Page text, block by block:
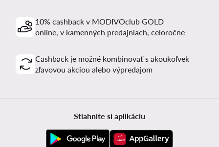
10% cashback v MODIVOclub GOLD
online, v kamenných predajniach, celoročne
Cashback je možné kombinovať s akoukoľvek
zľavovou akciou alebo výpredajom
Stiahnite si aplikáciu